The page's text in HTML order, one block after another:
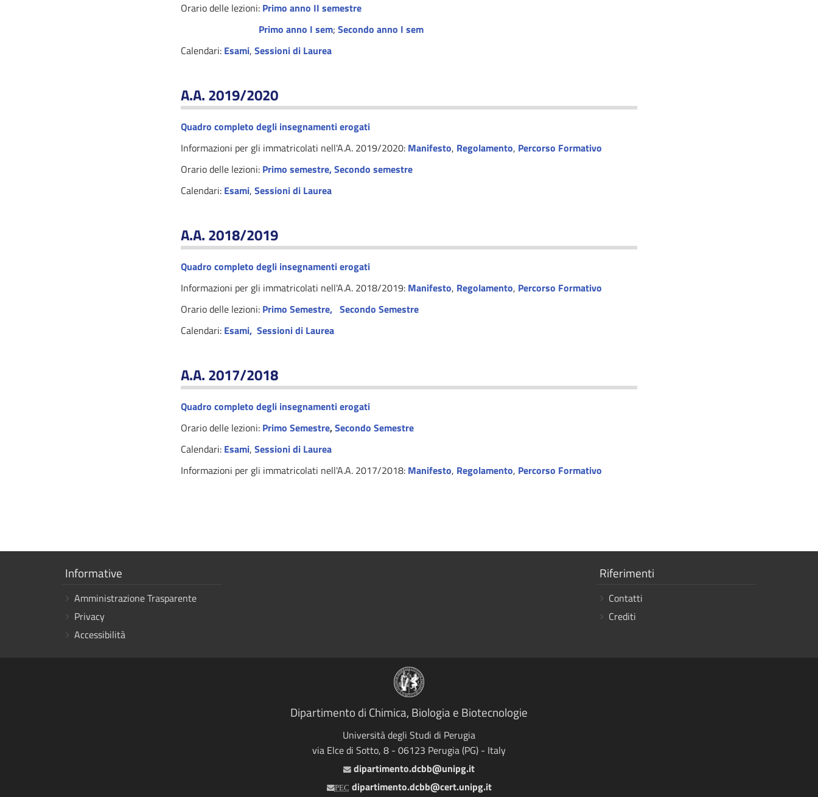
Orario delle lezioni: Primo anno II semestre
Primo anno I sem; Secondo anno I sem
Calendari: Esami, Sessioni di Laurea
A.A. 2019/2020
Quadro completo degli insegnamenti erogati
Informazioni per gli immatricolati nell'A.A. 2019/2020: Manifesto, Regolamento, Percorso Formativo
Orario delle lezioni: Primo semestre,Secondo semestre
Calendari: Esami, Sessioni di Laurea
A.A. 2018/2019
Quadro completo degli insegnamenti erogati
Informazioni per gli immatricolati nell'A.A. 2018/2019: Manifesto, Regolamento, Percorso Formativo
Orario delle lezioni: Primo Semestre, Secondo Semestre
Calendari: Esami, Sessioni di Laurea
A.A. 2017/2018
Quadro completo degli insegnamenti erogati
Orario delle lezioni: Primo Semestre,Secondo Semestre
Calendari: Esami, Sessioni di Laurea
Informazioni per gli immatricolati nell'A.A. 2017/2018: Manifesto, Regolamento, Percorso Formativo
Mostra
link
Informative
Amministrazione Trasparente
Privacy
Accessibilità
Mostra
link
Riferimenti
Contatti
Crediti
Dipartimento di Chimica, Biologia e Biotecnologie
Università degli Studi di Perugia
via Elce di Sotto, 8 - 06123 Perugia (PG) - Italy
Email
dipartimento.dcbb@unipg.it
PEC dipartimento.dcbb@cert.unipg.it